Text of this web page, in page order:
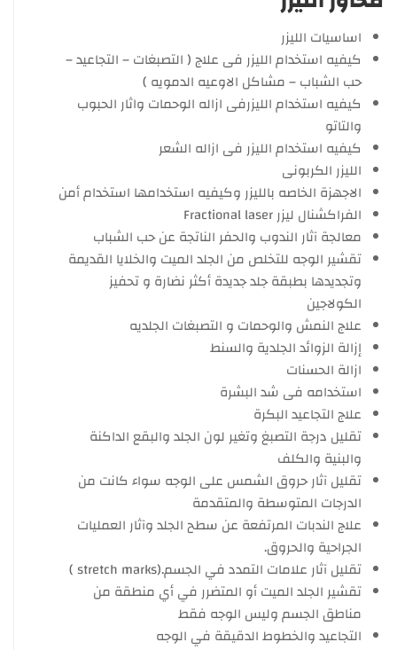
اساسيات الليزر
كيفيه استخدام الليزر فى علاج ( التصبغات – التجاعيد –
حب الشباب – مشاكل الاوعيه الدمويه )
كيفيه استخدام الليزرفى ازاله الوحمات واثار الحبوب
والتاتو
كيفيه استخدام الليزر فى ازاله الشعر
الليزر الكربونى
الاجهزة الخاصه بالليزر وكيفيه استخدامها استخدام أمن
الفراكشنال ليزر Fractional laser
معالجة آثار الندوب والحفر الناتجة عن حب الشباب
تقشير الوجه للتخلص من الجلد الميت والخلايا القديمة
وتجديدها بطبقة جلد جديدة أكثر نضارة و تحفيز
الكولاجين
علاج النمش والوحمات و التصبغات الجلديه
إزالة الزوائد الجلدية والسنط
ازالة الحسنات
استخدامه فى شد البشرة
علاج التجاعيد البكرة
تقليل درجة التصبغ وتغير لون الجلد والبقع الداكنة
والبنية والكلف
تقليل آثار حروق الشمس على الوجه سواء كانت من
الدرجات المتوسطة والمتقدمة
علاج الندبات المرتفعة عن سطح الجلد وآثار العمليات
الجراحية والحروق.
تقليل آثار علامات التمدد في الجسم.(stretch marks )
تقشير الجلد الميت أو المتضرر في أي منطقة من
مناطق الجسم وليس الوجه فقط
التجاعيد والخطوط الدقيقة في الوجه